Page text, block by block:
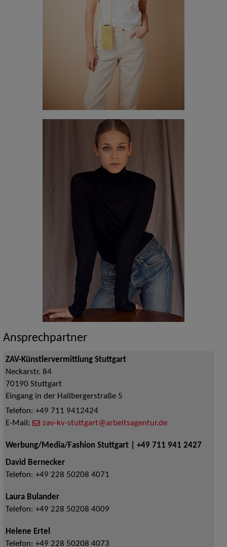
Ansprechpartner
ZAV-Künstlervermittlung Stuttgart
Neckarstr. 84
70190 Stuttgart
Eingang in der Hallbergerstraße 5
Telefon: +49 711 9412424
E-Mail:
zav-kv-stuttgart@arbeitsagentur.de
Werbung/Media/Fashion Stuttgart | +49 711 941 2427
David Bernecker
Telefon: +49 228 50208 4071
Laura Bulander
Telefon: +49 228 50208 4009
Helene Ertel
Telefon: +49 228 50208 4073